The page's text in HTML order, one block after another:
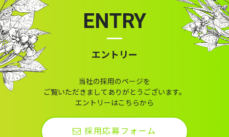
ENTRY
エントリー
当社の採用のページを
ご覧いただきましてありがとうございます。
エントリーはこちらから
採用応募フォーム